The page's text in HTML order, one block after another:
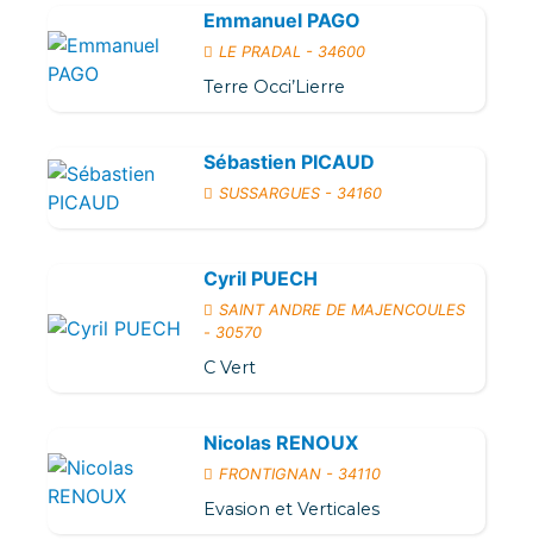
Emmanuel PAGO
LE PRADAL - 34600
Terre Occi’Lierre
Sébastien PICAUD
SUSSARGUES - 34160
Cyril PUECH
SAINT ANDRE DE MAJENCOULES
- 30570
C Vert
Nicolas RENOUX
FRONTIGNAN - 34110
Evasion et Verticales